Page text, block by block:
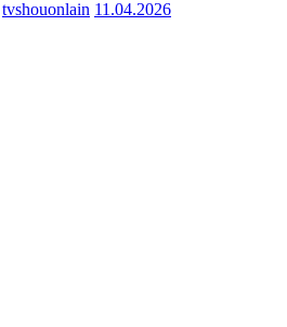
tvshouonlain 11.04.2026